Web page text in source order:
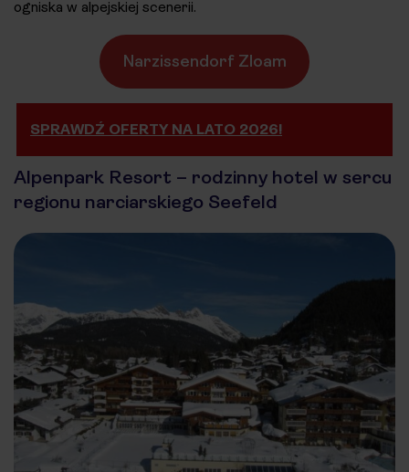
ogniska w alpejskiej scenerii.
Narzissendorf Zloam
SPRAWDŹ OFERTY NA LATO 2026!
Alpenpark Resort – rodzinny hotel w sercu
regionu narciarskiego Seefeld